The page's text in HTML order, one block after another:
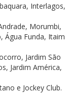
Interlagos,
Morumbi,
Água Funda, Itaim
Jardim São
Jardim América,
e Jockey Club.